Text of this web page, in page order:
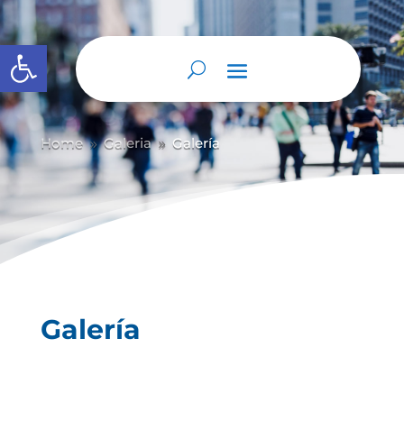
Abrir barra de herramientas
Home 9 Galeria 9 Galería
Galería